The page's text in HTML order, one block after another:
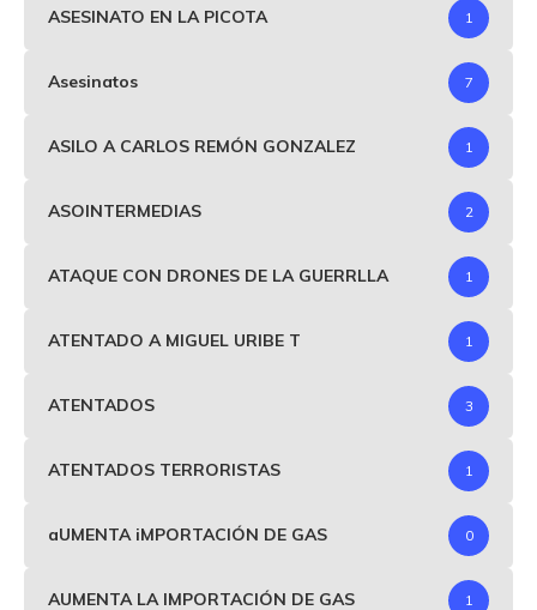
ASESINATO EN LA PICOTA 1
Asesinatos 7
ASILO A CARLOS REMÓN GONZALEZ 1
ASOINTERMEDIAS 2
ATAQUE CON DRONES DE LA GUERRLLA 1
ATENTADO A MIGUEL URIBE T 1
ATENTADOS 3
ATENTADOS TERRORISTAS 1
aUMENTA iMPORTACIÓN DE GAS 0
AUMENTA LA IMPORTACIÓN DE GAS 1